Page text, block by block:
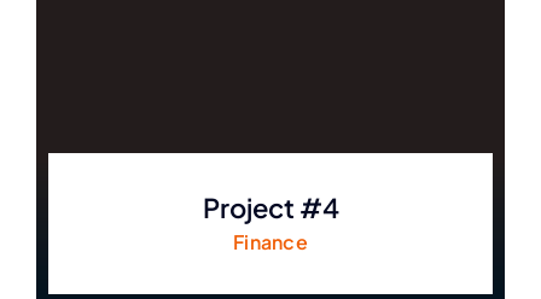
Project #4
Finance